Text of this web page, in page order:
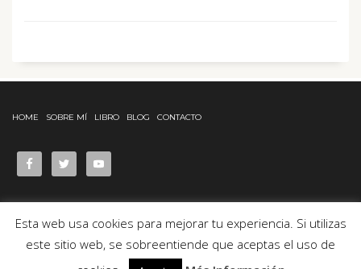
HOME SOBRE MÍ LIBRO BLOG CONTACTO
© Desde 2017 ELVERDECILLO.COM
Esta web usa cookies para mejorar tu experiencia. Si utilizas
este sitio web, se sobreentiende que aceptas el uso de